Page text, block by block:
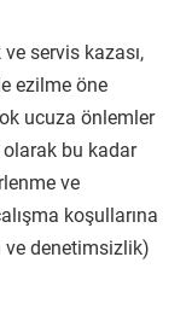
ve servis kazası,
ezilme öne
ucuza önlemler
bu kadar
ve
koşullarına
ve denetimsizlik)